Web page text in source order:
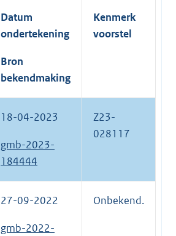
Datum
ondertekening
Bron
bekendmaking
Kenmerk
voorstel
18-04-2023
gmb-2023-
184444
Z23-
028117
27-09-2022
gmb-2022-
Onbekend.